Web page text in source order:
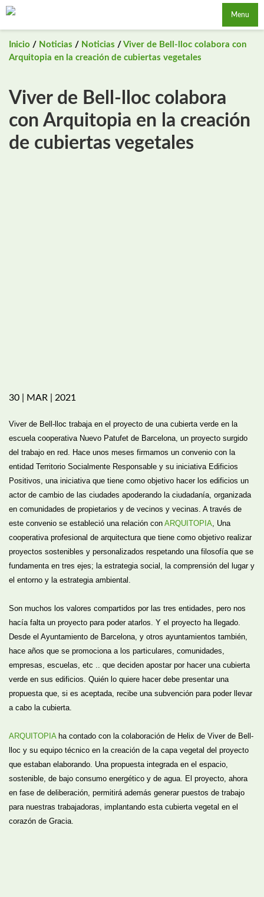
Saltar
Menu
Inicio / Noticias / Noticias / Viver de Bell-lloc colabora con
Arquitopia en la creación de cubiertas vegetales
Viver de Bell-lloc colabora
con Arquitopia en la creación
de cubiertas vegetales
30 | MAR | 2021
Viver de Bell-lloc trabaja en el proyecto de una cubierta verde en la
escuela cooperativa Nuevo Patufet de Barcelona, un proyecto surgido
del trabajo en red. Hace unos meses firmamos un convenio con la
entidad Territorio Socialmente Responsable y su iniciativa Edificios
Positivos, una iniciativa que tiene como objetivo hacer los edificios un
actor de cambio de las ciudades apoderando la ciudadanía, organizada
en comunidades de propietarios y de vecinos y vecinas. A través de
este convenio se estableció una relación con ARQUITOPIA , Una
cooperativa profesional de arquitectura que tiene como objetivo realizar
proyectos sostenibles y personalizados respetando una filosofía que se
fundamenta en tres ejes; la estrategia social, la comprensión del lugar y
el entorno y la estrategia ambiental.
Son muchos los valores compartidos por las tres entidades, pero nos
hacía falta un proyecto para poder atarlos. Y el proyecto ha llegado.
Desde el Ayuntamiento de Barcelona, y otros ayuntamientos también,
hace años que se promociona a los particulares, comunidades,
empresas, escuelas, etc .. que deciden apostar por hacer una cubierta
verde en sus edificios. Quién lo quiere hacer debe presentar una
propuesta que, si es aceptada, recibe una subvención para poder llevar
a cabo la cubierta.
ARQUITOPIA ha contado con la colaboración de Helix de Viver de Bell-
lloc y su equipo técnico en la creación de la capa vegetal del proyecto
que estaban elaborando. Una propuesta integrada en el espacio,
sostenible, de bajo consumo energético y de agua. El proyecto, ahora
en fase de deliberación, permitirá además generar puestos de trabajo
para nuestras trabajadoras, implantando esta cubierta vegetal en el
corazón de Gracia.